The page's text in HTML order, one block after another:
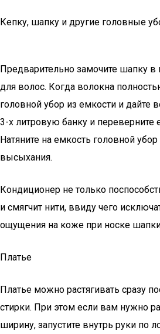
Кепку, шапку и другие головные
Предварительно замочите шапку
для волос. Когда волокна
головной убор из емкости и дайте
3-х литровую банку и переверните
Натяните на емкость головной
высыхания.
Кондиционер не только
и смягчит нити, ввиду чего
ощущения на коже при носке
Платье
Платье можно растягивать сразу
стирки. При этом если вам нужно
ширину, запустите внутрь руки по